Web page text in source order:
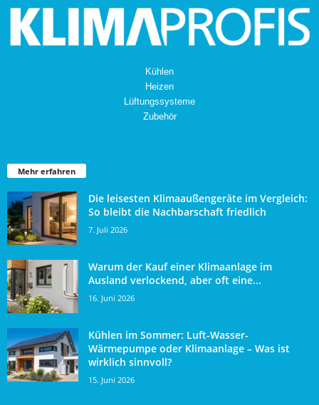
Kühlen
Heizen
Lüftungssysteme
Zubehör
Mehr erfahren
Die leisesten Klimaaußengeräte im Vergleich:
So bleibt die Nachbarschaft friedlich
7. Juli 2026
Warum der Kauf einer Klimaanlage im
Ausland verlockend, aber oft eine...
16. Juni 2026
Kühlen im Sommer: Luft-Wasser-
Wärmepumpe oder Klimaanlage – Was ist
wirklich sinnvoll?
15. Juni 2026